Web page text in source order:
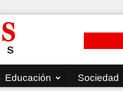
Educación Sociedad